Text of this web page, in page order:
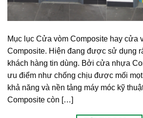
Mục lục Cửa vòm Composite hay cửa
Composite. Hiện đang được sử dụng
khách hàng tin dùng. Bởi cửa nhựa
ưu điểm như chống chịu được mối
khả năng và nền tảng máy móc kỹ
Composite còn […]